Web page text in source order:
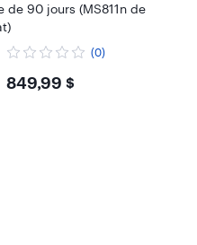
90 jours (MS811n de
(0)
$849.99
849,99 $